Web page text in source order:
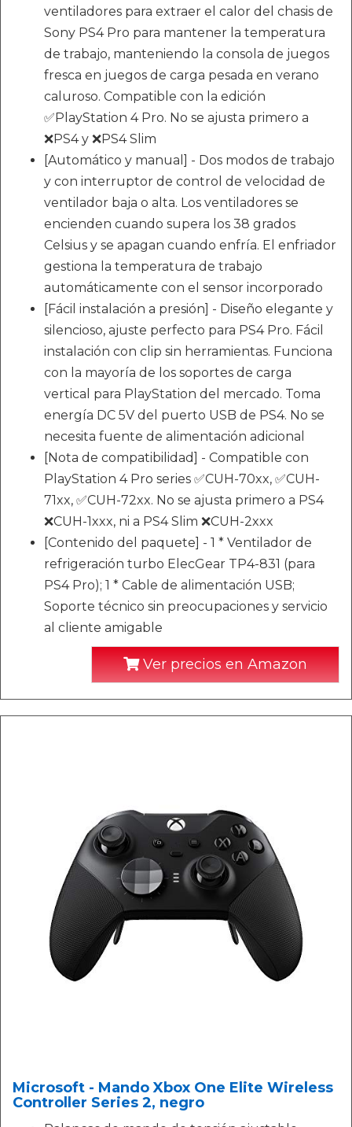
ventiladores para extraer el calor del chasis de
Sony PS4 Pro para mantener la temperatura
de trabajo, manteniendo la consola de juegos
fresca en juegos de carga pesada en verano
caluroso. Compatible con la edición
✅PlayStation 4 Pro. No se ajusta primero a
❌PS4 y ❌PS4 Slim
[Automático y manual] - Dos modos de trabajo
y con interruptor de control de velocidad de
ventilador baja o alta. Los ventiladores se
encienden cuando supera los 38 grados
Celsius y se apagan cuando enfría. El enfriador
gestiona la temperatura de trabajo
automáticamente con el sensor incorporado
[Fácil instalación a presión] - Diseño elegante y
silencioso, ajuste perfecto para PS4 Pro. Fácil
instalación con clip sin herramientas. Funciona
con la mayoría de los soportes de carga
vertical para PlayStation del mercado. Toma
energía DC 5V del puerto USB de PS4. No se
necesita fuente de alimentación adicional
[Nota de compatibilidad] - Compatible con
PlayStation 4 Pro series ✅CUH-70xx, ✅CUH-
71xx, ✅CUH-72xx. No se ajusta primero a PS4
❌CUH-1xxx, ni a PS4 Slim ❌CUH-2xxx
[Contenido del paquete] - 1 * Ventilador de
refrigeración turbo ElecGear TP4-831 (para
PS4 Pro); 1 * Cable de alimentación USB;
Soporte técnico sin preocupaciones y servicio
al cliente amigable
Ver precios en Amazon
Microsoft - Mando Xbox One Elite Wireless
Controller Series 2, negro